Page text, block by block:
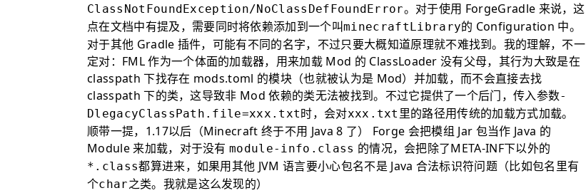
ClassNotFoundException/NoClassDefFoundError。对于使用 ForgeGradle 来说，这
点在文档中有提及，需要同时将依赖添加到一个叫minecraftLibrary的 Configuration 中。
对于其他 Gradle 插件，可能有不同的名字，不过只要大概知道原理就不难找到。我的理解，不一
定对：FML 作为一个体面的加载器，用来加载 Mod 的 ClassLoader 没有父母，其行为大致是在
classpath 下找存在 mods.toml 的模块（也就被认为是 Mod）并加载，而不会直接去找
classpath 下的类，这导致非 Mod 依赖的类无法被找到。不过它提供了一个后门，传入参数-
DlegacyClassPath.file=xxx.txt时，会对xxx.txt 里的路径用传统的加载方式加载。
顺带一提，1.17以后（Minecraft 终于不用 Java 8 了） Forge 会把模组 Jar 包当作 Java 的
Module 来加载，对于没有module-info.class 的情况，会把除了META-INF下以外的
*.class都算进来，如果用其他 JVM 语言要小心包名不是 Java 合法标识符问题（比如包名里有
个char之类。我就是这么发现的）